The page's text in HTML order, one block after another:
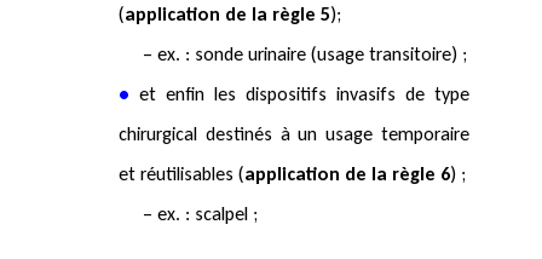
(application de la règle 5);
– ex. : sonde urinaire (usage transitoire) ;
• et enfin les dispositifs invasifs de type
chirurgical destinés à un usage temporaire
et réutilisables (application de la règle 6) ;
– ex. : scalpel ;